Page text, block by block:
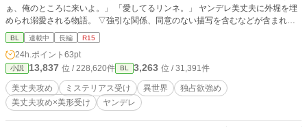
ぁ、俺のところに来いよ。」 「愛してるリンネ。」 ヤンデレ美丈夫に外堀を埋
められ溺愛される物語。 ▽強引な関係、同意のない描写を含むなどが含まれま
すご注意ください。
BL 連載中 長編 R15
24h.ポイント 63pt
小説 13,837 位 / 228,620件 BL 3,263 位 / 31,391件
美丈夫攻め ミステリアス受け 異世界
独占欲強め
美丈夫攻め×美形受け
ヤンデレ